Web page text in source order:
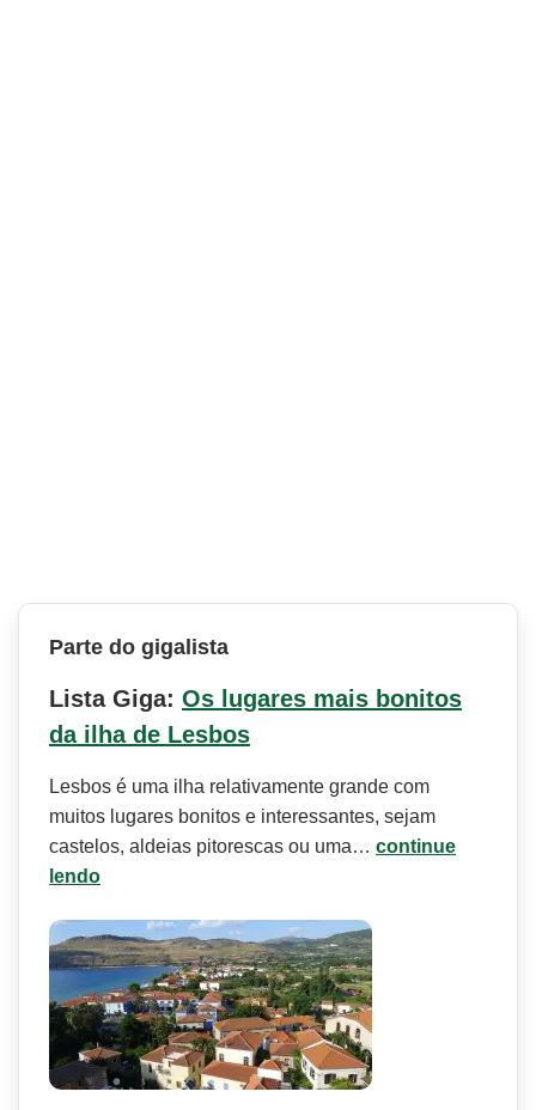
Parte do gigalista
Lista Giga: Os lugares mais bonitos
da ilha de Lesbos
Lesbos é uma ilha relativamente grande com
muitos lugares bonitos e interessantes, sejam
castelos, aldeias pitorescas ou uma… continue
lendo